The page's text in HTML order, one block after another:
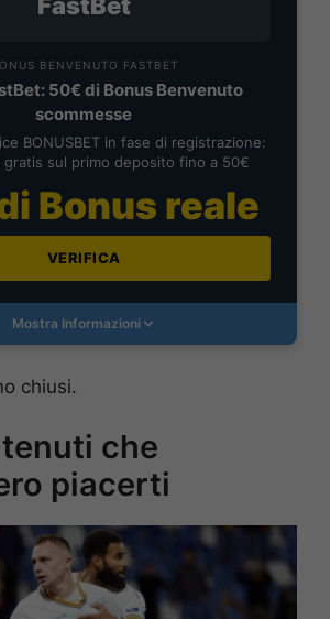
BENVENUTO FASTBET
50€ di Bonus Benvenuto
scommesse
BONUSBET in fase di registrazione:
gratis sul primo deposito fino a 50€
Bonus reale
VERIFICA
Mostra Informazioni
chiusi.
che
piacerti